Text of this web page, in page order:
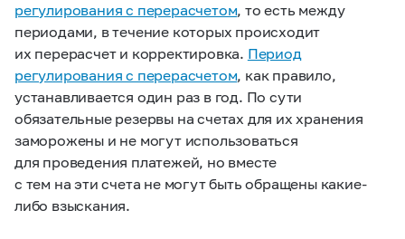
регулирования с перерасчетом, то есть между
периодами, в течение которых происходит
их перерасчет и корректировка. Период
регулирования с перерасчетом, как правило,
устанавливается один раз в год. По сути
обязательные резервы на счетах для их хранения
заморожены и не могут использоваться
для проведения платежей, но вместе
с тем на эти счета не могут быть обращены какие-
либо взыскания.